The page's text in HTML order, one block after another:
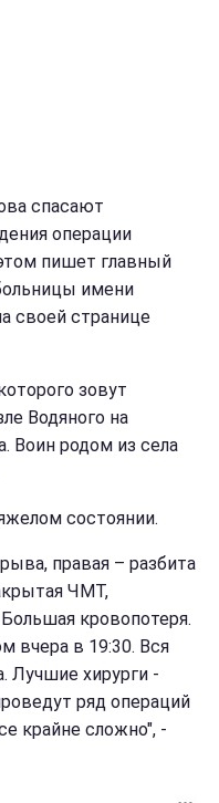
спасают
операции
пишет главный
имени
своей странице
зовут
Водяного на
Воин родом из села
состоянии.
правая – разбита
ЧМТ,
кровопотеря.
вчера в 19:30. Вся
Лучшие хирурги -
ряд операций
крайне сложно", -